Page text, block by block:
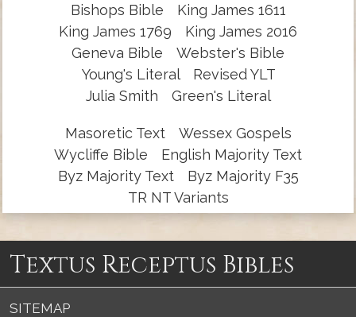
Bishops Bible
King James 1611
King James 1769
King James 2016
Geneva Bible
Webster's Bible
Young's Literal
Revised YLT
Julia Smith
Green's Literal
Masoretic Text
Wessex Gospels
Wycliffe Bible
English Majority Text
Byz Majority Text
Byz Majority F35
TR NT Variants
Textus Receptus Bibles
SITEMAP